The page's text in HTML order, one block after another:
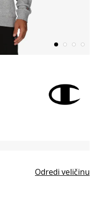
Odredi veličinu